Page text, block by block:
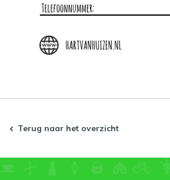
Terug naar het overzicht